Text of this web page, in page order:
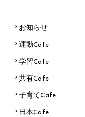
お知らせ
運動Cafe
学習Cafe
共有Cafe
子育てCafe
日本Cafe